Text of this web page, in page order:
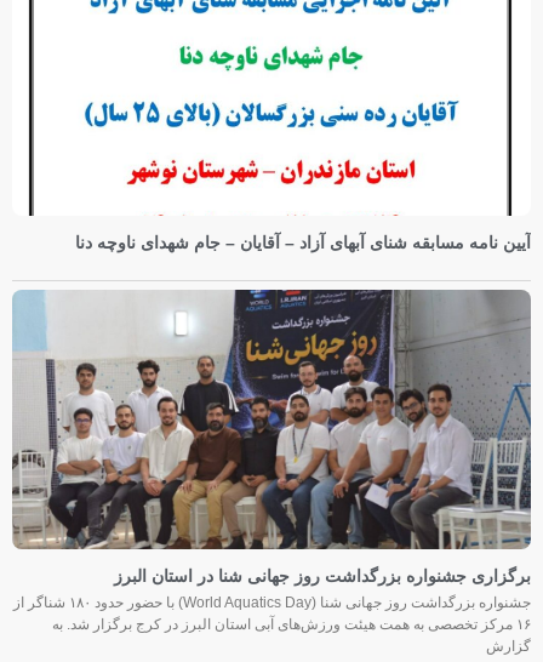
آیین نامه مسابقه شنای آبهای آزاد – آقایان – جام شهدای ناوچه دنا
برگزاری جشنواره بزرگداشت روز جهانی شنا در استان البرز
جشنواره بزرگداشت روز جهانی شنا (World Aquatics Day) با حضور حدود ۱۸۰ شناگر از
۱۶ مرکز تخصصی به همت هیئت ورزش‌های آبی استان البرز در کرج برگزار شد. به
گزارش